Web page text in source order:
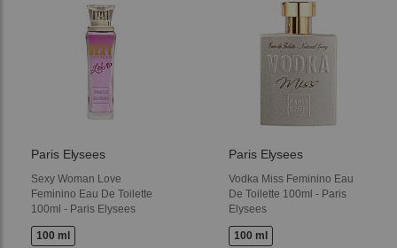
Paris Elysees
Sexy Woman Love
Feminino Eau De Toilette
100ml - Paris Elysees
100 ml
Paris Elysees
Vodka Miss Feminino Eau
De Toilette 100ml - Paris
Elysees
100 ml